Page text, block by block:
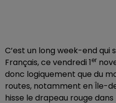
C’est un long week-end qui
Français, ce vendredi 1er
donc logiquement que du
routes, notamment en Île-
hisse le drapeau rouge